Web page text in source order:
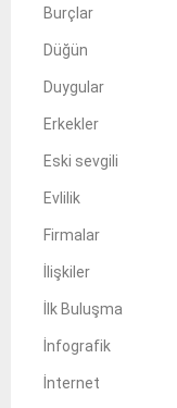
Burçlar
Düğün
Duygular
Erkekler
Eski sevgili
Evlilik
Firmalar
İlişkiler
İlk Buluşma
İnfografik
İnternet